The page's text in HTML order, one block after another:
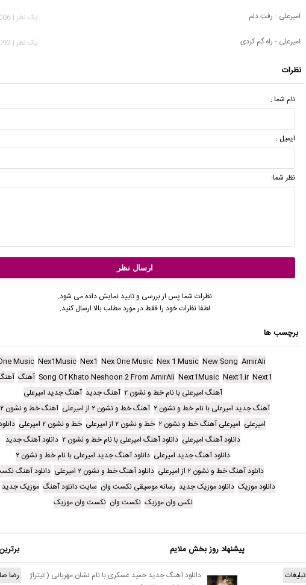
امیرعلی - رفت دلم
يک نظر | 29,006 بازدید
امیرعلی - راه گم کردی
يک نظر | 10,092 بازدید
نظرات
نام شما :
ایمیل :
نظر شما:
نظرات شما پس از بررسی و تایید نمایش داده می شود.
لطفا نظرات خود را فقط در مورد مطلب بالا ارسال کنید.
برچسب ها
AmirAli
New Song
Nex 1 Music
Nex One Music
Nex1
Nex1Music
Music
Next1
Next1.ir
Next1Music
Song Of Khato Neshoon 2 From AmirAli آهنگ
آهنگ امیرعلی با نام خط و نشون ۲
آهنگ جدید آهنگ جدید امیرعلی
آهنگ جدید امیرعلی با نام خط و نشون ۲ آهنگ خط و نشون ۲ از امیرعلی
آهنگ خط و نشون ۲ امیرعلی
امیرعلی امیرعلی آهنگ خط و نشون ۲ خط و نشون ۲ از امیرعلی خط و نشون ۲ امیرعلی
دانلود آهنگ امیرعلی دانلود آهنگ امیرعلی با نام خط و نشون ۲
دانلود آهنگ جدید
دانلود آهنگ جدید امیرعلی دانلود آهنگ جدید امیرعلی با نام خط و نشون ۲
دانلود آهنگ خط و نشون ۲ از امیرعلی
دانلود آهنگ خط و نشون ۲ امیرعلی
دانلود آهنگ
دانلود موزیک دانلود موزیک جدید رسانه موسیقی نکست وان سایت دانلود آهنگ موزیک جدید
نکس وان موزیک نکست وان نکست وان موزیک
تبلیغات
پیشنهاد روز بخش ملایم
دانلود آهنگ جدید حمید عسکری با نام نشان مهربانی ( تیتراژ
رضا